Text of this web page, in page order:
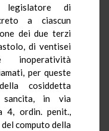
legislatore di
a ciascun
dei due terzi
di ventisei
inoperatività
per queste
cosiddetta
sancita, in via
4, ordin. penit.,
computo della